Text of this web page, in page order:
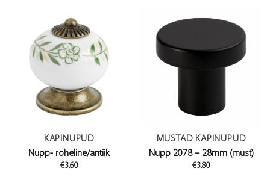
KAPINUPUD
Nupp- roheline/antiik
€3.60
MUSTAD KAPINUPUD
Nupp 2078 – 28mm (must)
€3.80